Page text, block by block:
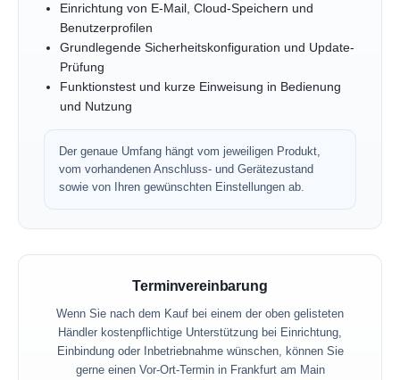
Einrichtung von E-Mail, Cloud-Speichern und
Benutzerprofilen
Grundlegende Sicherheitskonfiguration und Update-
Prüfung
Funktionstest und kurze Einweisung in Bedienung
und Nutzung
Der genaue Umfang hängt vom jeweiligen Produkt,
vom vorhandenen Anschluss- und Gerätezustand
sowie von Ihren gewünschten Einstellungen ab.
Terminvereinbarung
Wenn Sie nach dem Kauf bei einem der oben gelisteten
Händler kostenpflichtige Unterstützung bei Einrichtung,
Einbindung oder Inbetriebnahme wünschen, können Sie
gerne einen Vor-Ort-Termin in Frankfurt am Main